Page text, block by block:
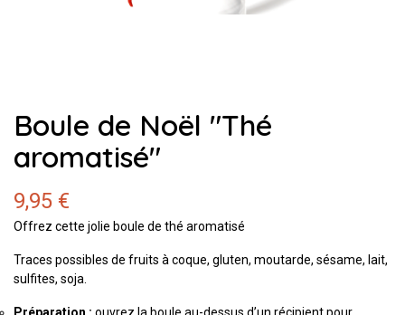
Boule de Noël "Thé
aromatisé"
9,95 €
Offrez cette jolie boule de thé aromatisé
Traces possibles de fruits à coque, gluten, moutarde, sésame, lait,
sulfites, soja.
Préparation : ouvrez la boule au-dessus d’un récipient pour